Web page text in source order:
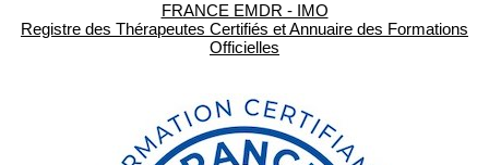
FRANCE EMDR - IMO
Registre des Thérapeutes Certifiés et Annuaire des Formations
Officielles